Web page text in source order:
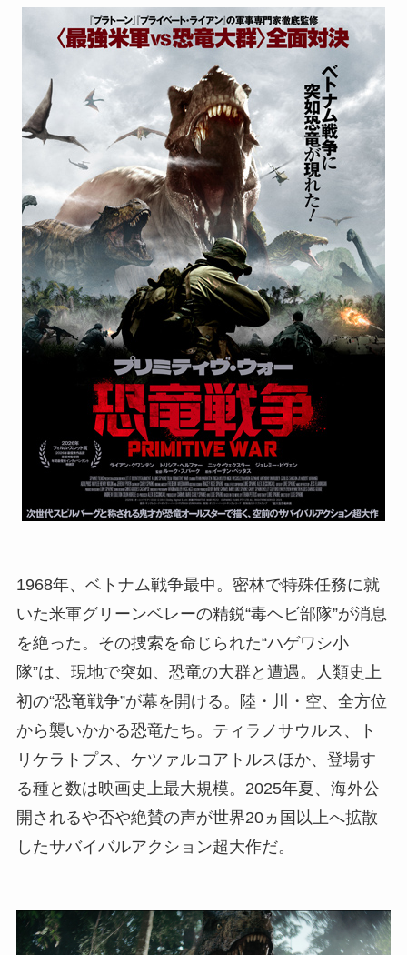
1968年、ベトナム戦争最中。密林で特殊任務に就
いた米軍グリーンベレーの精鋭“毒ヘビ部隊”が消息
を絶った。その捜索を命じられた“ハゲワシ小
隊”は、現地で突如、恐竜の大群と遭遇。人類史上
初の“恐竜戦争”が幕を開ける。陸・川・空、全方位
から襲いかかる恐竜たち。ティラノサウルス、ト
リケラトプス、ケツァルコアトルスほか、登場す
る種と数は映画史上最大規模。2025年夏、海外公
開されるや否や絶賛の声が世界20ヵ国以上へ拡散
したサバイバルアクション超大作だ。